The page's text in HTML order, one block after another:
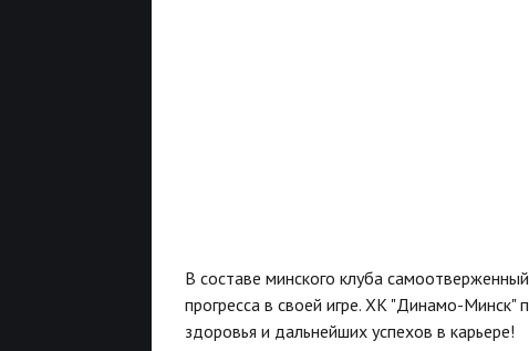
В составе минского клуба
прогресса в своей игре. ХК "Динамо-Минск"
здоровья и дальнейших успехов в карьере!